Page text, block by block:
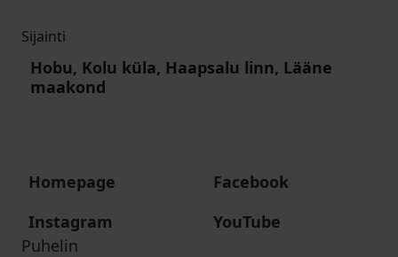
Sijainti
Hobu, Kolu küla, Haapsalu linn, Lääne
maakond
Homepage
Facebook
Instagram
YouTube
Puhelin